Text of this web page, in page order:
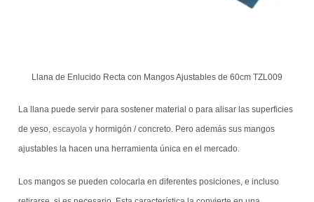
Llana de Enlucido Recta con Mangos Ajustables de 60cm TZL009
La llana puede servir para sostener material o para alisar las superficies
de yeso,escayola y hormigón / concreto. Pero además sus mangos
ajustables la hacen una herramienta única en el mercado.
Los mangos se pueden colocarla en diferentes posiciones, e incluso